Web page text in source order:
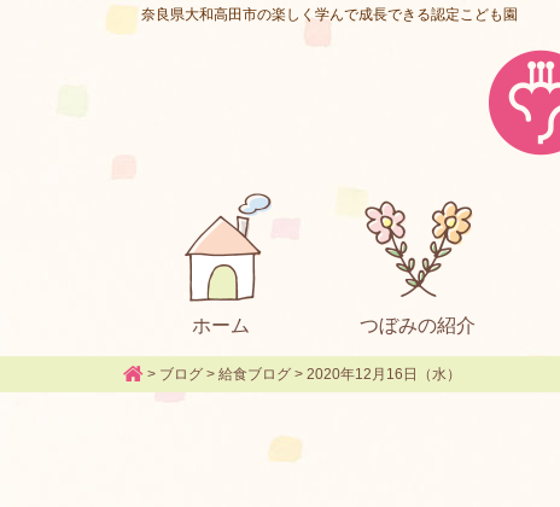
奈良県大和高田市の楽しく学んで成長できる認定こども園
ホーム つぼみの紹介
> ブログ > 給食ブログ > 2020年12月16日（水）